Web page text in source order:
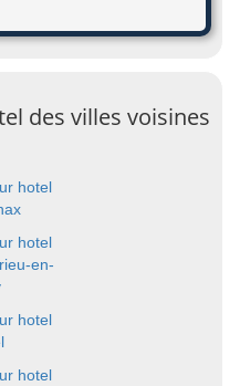
des villes voisines
hotel
hotel
en-
hotel
hotel